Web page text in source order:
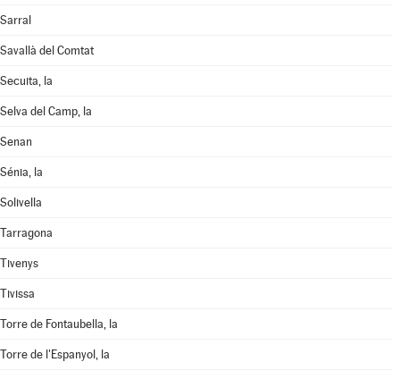
Sarral
Savallà del Comtat
Secuita, la
Selva del Camp, la
Senan
Sénia, la
Solivella
Tarragona
Tivenys
Tivissa
Torre de Fontaubella, la
Torre de l'Espanyol, la